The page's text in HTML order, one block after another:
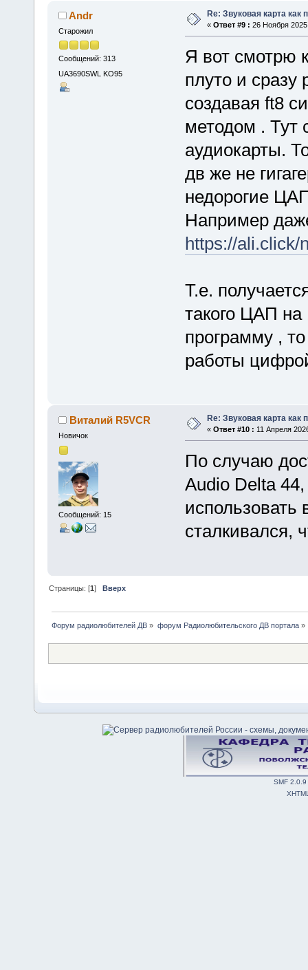
Andr
Старожил
Сообщений: 313
UA3690SWL KO95
Re: Звуковая карта как
« Ответ #9 : 26 Ноября
Я вот смотрю
плуто и сразу
создавая ft8
методом . Тут
аудиокарты.
дв же не
недорогие
Например
https://ali.click/
Т.е.
такого ЦАП
программу ,
работы
Виталий R5VCR
Новичок
Сообщений: 15
Re: Звуковая карта как
« Ответ #10 : 11 Апреля
По случаю
Audio Delta
использовать
сталкивался,
Страницы: [1]Вверх
Форум радиолюбителей ДВ » форум Радиолюбительского ДВ портала»
SMF 2.0.9